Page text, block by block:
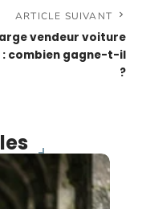
ARTICLE SUIVANT
vendeur voiture
: combien gagne-t-il
?